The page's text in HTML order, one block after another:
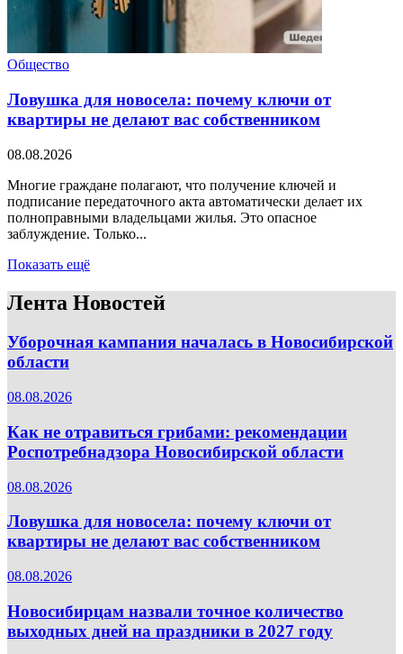
Общество
Ловушка для новосела: почему ключи от
квартиры не делают вас собственником
08.08.2026
Многие граждане полагают, что получение ключей и
подписание передаточного акта автоматически делает их
полноправными владельцами жилья. Это опасное
заблуждение. Только...
Показать ещё
Лента Новостей
Уборочная кампания началась в Новосибирской
области
08.08.2026
Как не отравиться грибами: рекомендации
Роспотребнадзора Новосибирской области
08.08.2026
Ловушка для новосела: почему ключи от
квартиры не делают вас собственником
08.08.2026
Новосибирцам назвали точное количество
выходных дней на праздники в 2027 году